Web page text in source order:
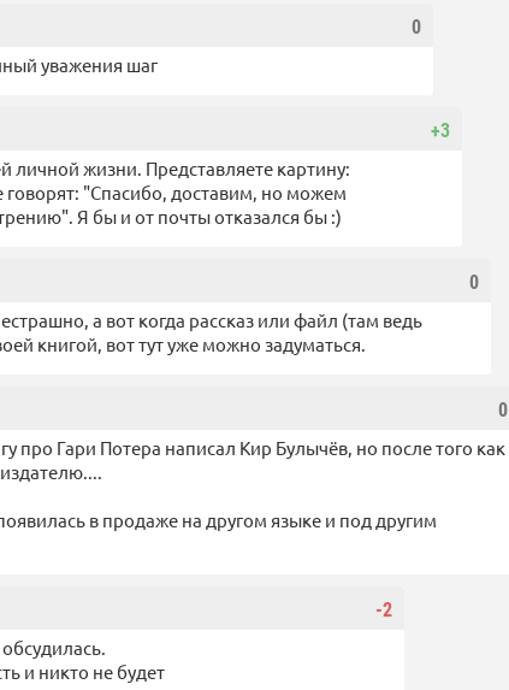
0
уважения шаг
+3
личной жизни. Представляете картину:
"Спасибо, доставим, но можем
Я бы и от почты отказался бы :)
0
а вот когда рассказ или файл (там ведь
книгой, вот тут уже можно задуматься.
0
про Гари Потера написал Кир Булычёв, но после того как
в продаже на другом языке и под другим
-2
и никто не будет